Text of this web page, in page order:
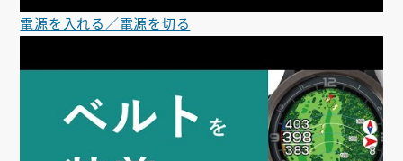
電源を入れる／電源を切る